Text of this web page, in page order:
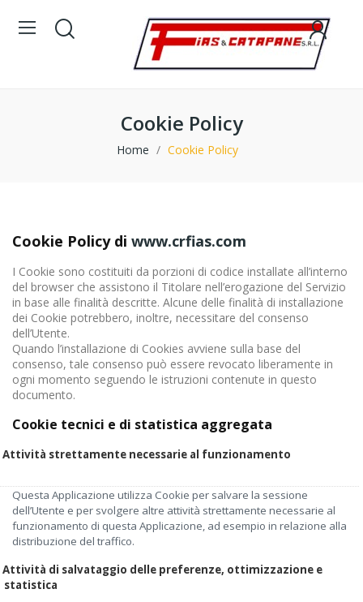
Cookie Policy
Home Cookie Policy
Cookie Policy di www.crfias.com
I Cookie sono costituiti da porzioni di codice installate all’interno
del browser che assistono il Titolare nell’erogazione del Servizio
in base alle finalità descritte. Alcune delle finalità di installazione
dei Cookie potrebbero, inoltre, necessitare del consenso
dell’Utente.
Quando l’installazione di Cookies avviene sulla base del
consenso, tale consenso può essere revocato liberamente in
ogni momento seguendo le istruzioni contenute in questo
documento.
Cookie tecnici e di statistica aggregata
Attività strettamente necessarie al funzionamento
Questa Applicazione utilizza Cookie per salvare la sessione
dell’Utente e per svolgere altre attività strettamente necessarie al
funzionamento di questa Applicazione, ad esempio in relazione alla
distribuzione del traffico.
Attività di salvataggio delle preferenze, ottimizzazione e
statistica